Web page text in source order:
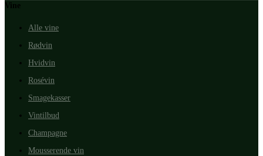
Vine
Alle vine
Rødvin
Hvidvin
Rosévin
Smagekasser
Vintilbud
Champagne
Mousserende vin